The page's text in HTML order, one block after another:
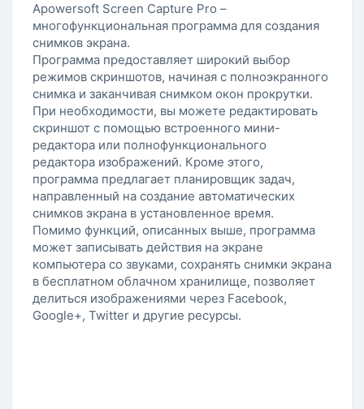
Apowersoft Screen Capture Pro –
многофункциональная программа для создания
снимков экрана.
Программа предоставляет широкий выбор
режимов скриншотов, начиная с полноэкранного
снимка и заканчивая снимком окон прокрутки.
При необходимости, вы можете редактировать
скриншот с помощью встроенного мини-
редактора или полнофункционального
редактора изображений. Кроме этого,
программа предлагает планировщик задач,
направленный на создание автоматических
снимков экрана в установленное время.
Помимо функций, описанных выше, программа
может записывать действия на экране
компьютера со звуками, сохранять снимки экрана
в бесплатном облачном хранилище, позволяет
делиться изображениями через Facebook,
Google+, Twitter и другие ресурсы.